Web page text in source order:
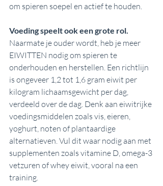
om spieren soepel en actief te houden.
Voeding speelt ook een grote rol.
Naarmate je ouder wordt, heb je meer
EIWITTEN nodig om spieren te
onderhouden en herstellen. Een richtlijn
is ongeveer 1,2 tot 1,6 gram eiwit per
kilogram lichaamsgewicht per dag,
verdeeld over de dag. Denk aan eiwitrijke
voedingsmiddelen zoals vis, eieren,
yoghurt, noten of plantaardige
alternatieven. Vul dit waar nodig aan met
supplementen zoals vitamine D, omega-3
vetzuren of whey eiwit, vooral na een
training.